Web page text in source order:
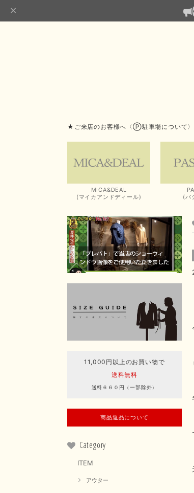
★ご来店のお客様へ〈Ⓟ駐車場について
MICA&DEAL
(マイカアンドディール)
(パ
11,000円以上のお買い物で
送料無料
送料６６０円（一部除外）
商品返品について
Category
ITEM
アウター